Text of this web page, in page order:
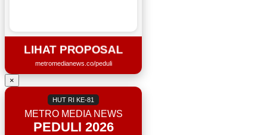
LIHAT PROPOSAL
metromedianews.co/peduli
×
HUT RI KE-81
METRO MEDIA NEWS
PEDULI 2026